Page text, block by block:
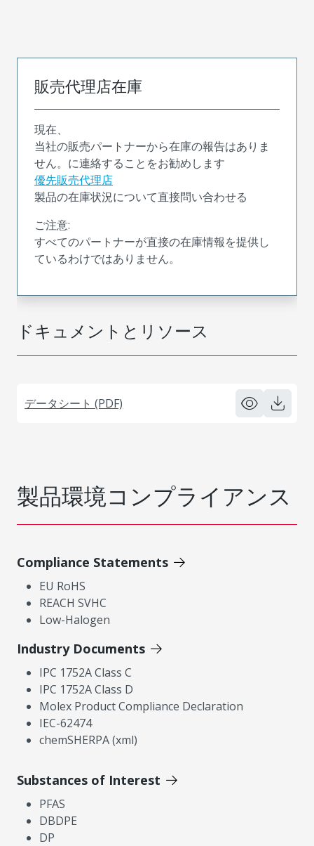
ドキュメントとリソース
データシート (PDF)
販売代理店在庫
現在、
当社の販売パートナーから在庫の報告はありま
せん。に連絡することをお勧めします
優先販売代理店
製品の在庫状況について直接問い合わせる
ご注意:
すべてのパートナーが直接の在庫情報を提供し
ているわけではありません。
製品環境コンプライアンス
Compliance Statements
EU RoHS
REACH SVHC
Low-Halogen
Industry Documents
IPC 1752A Class C
IPC 1752A Class D
Molex Product Compliance Declaration
IEC-62474
chemSHERPA (xml)
Substances of Interest
PFAS
DBDPE
DP